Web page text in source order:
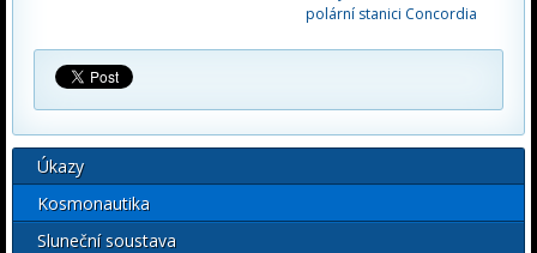
polární stanici Concordia
Úkazy
Kosmonautika
Sluneční soustava